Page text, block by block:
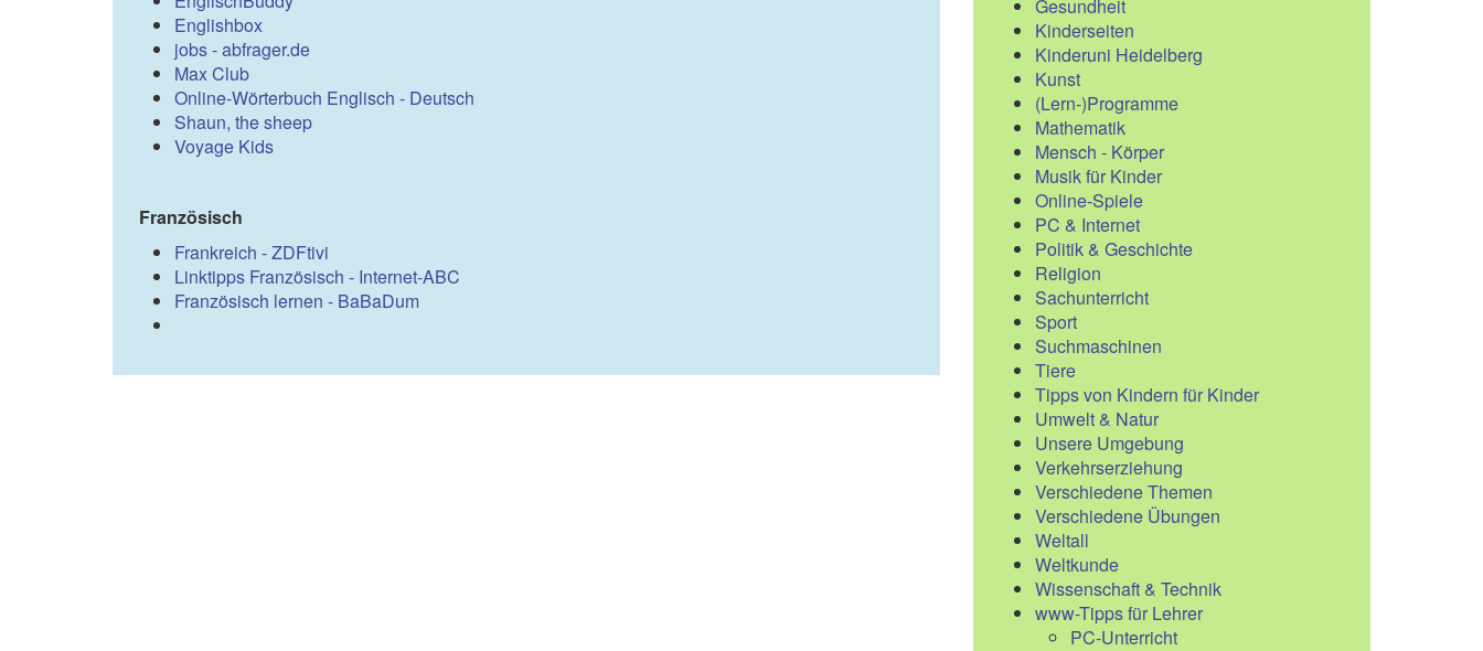
Englishbox
jobs - abfrager.de
Max Club
Online-Wörterbuch Englisch - Deutsch
Shaun, the sheep
Voyage Kids
Französisch
Frankreich - ZDFtivi
Linktipps Französisch - Internet-ABC
Französisch lernen - BaBaDum
Gesundheit
Kinderseiten
Kinderuni Heidelberg
Kunst
(Lern-)Programme
Mathematik
Mensch - Körper
Musik für Kinder
Online-Spiele
PC & Internet
Politik & Geschichte
Religion
Sachunterricht
Sport
Suchmaschinen
Tiere
Tipps von Kindern für Kinder
Umwelt & Natur
Unsere Umgebung
Verkehrserziehung
Verschiedene Themen
Verschiedene Übungen
Weltall
Weltkunde
Wissenschaft & Technik
www-Tipps für Lehrer
PC-Unterricht